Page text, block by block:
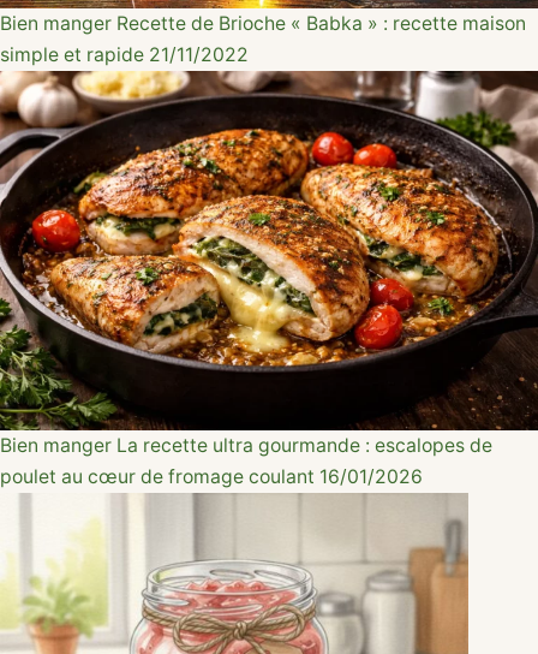
Bien manger Recette de Brioche « Babka » : recette maison
simple et rapide 21/11/2022
Bien manger La recette ultra gourmande : escalopes de
poulet au cœur de fromage coulant 16/01/2026